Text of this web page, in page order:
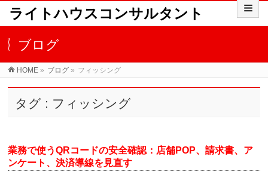
ライトハウスコンサルタント
ブログ
HOME » ブログ » フィッシング
タグ : フィッシング
業務で使うQRコードの安全確認：店舗POP、請求書、ア
ンケート、決済導線を見直す